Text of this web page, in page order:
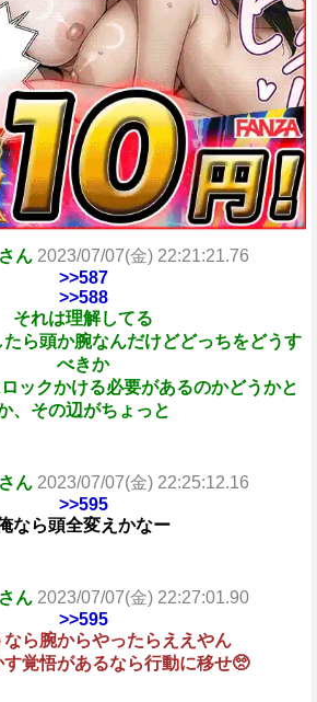
ん 2023/07/07(金) 22:21:21.76
>>587
>>588
それは理解してる
ら頭か腕なんだけどどっちをどうす
べきか
ックかける必要があるのかどうかと
、その辺がちょっと
ん 2023/07/07(金) 22:25:12.16
>>595
なら頭全変えかなー
ん 2023/07/07(金) 22:27:01.90
>>595
なら腕からやったらええやん
す覚悟があるなら行動に移せ🥺